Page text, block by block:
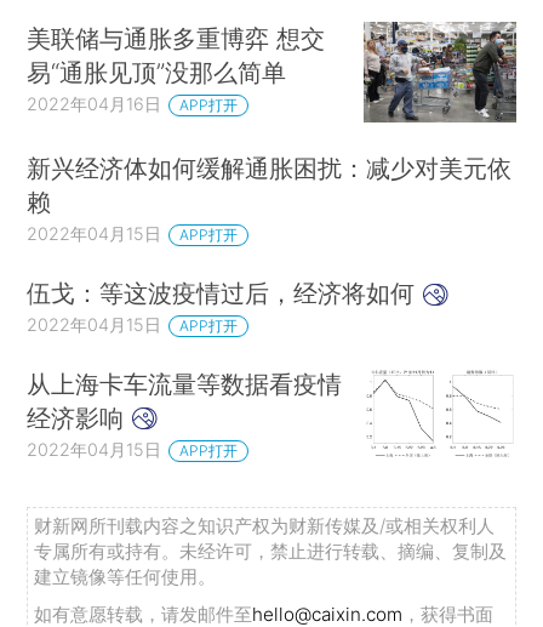
美联储与通胀多重博弈 想交
易“通胀见顶”没那么简单
2022年04月16日 APP打开
新兴经济体如何缓解通胀困扰：减少对美元依
赖
2022年04月15日 APP打开
伍戈：等这波疫情过后，经济将如何
2022年04月15日 APP打开
从上海卡车流量等数据看疫情
经济影响
2022年04月15日 APP打开
财新网所刊载内容之知识产权为财新传媒及/或相关权利人
专属所有或持有。未经许可，禁止进行转载、摘编、复制及
建立镜像等任何使用。
如有意愿转载，请发邮件至hello@caixin.com ，获得书面